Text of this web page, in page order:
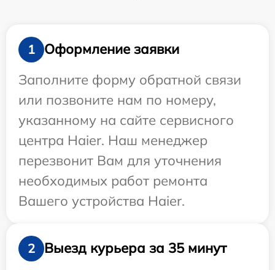
1
Оформление заявки
Заполните форму обратной связи
или позвоните нам по номеру,
указанному на сайте сервисного
центра Haier. Наш менеджер
перезвонит Вам для уточнения
необходимых работ ремонта
Вашего устройства Haier.
2
Выезд курьера за 35 минут